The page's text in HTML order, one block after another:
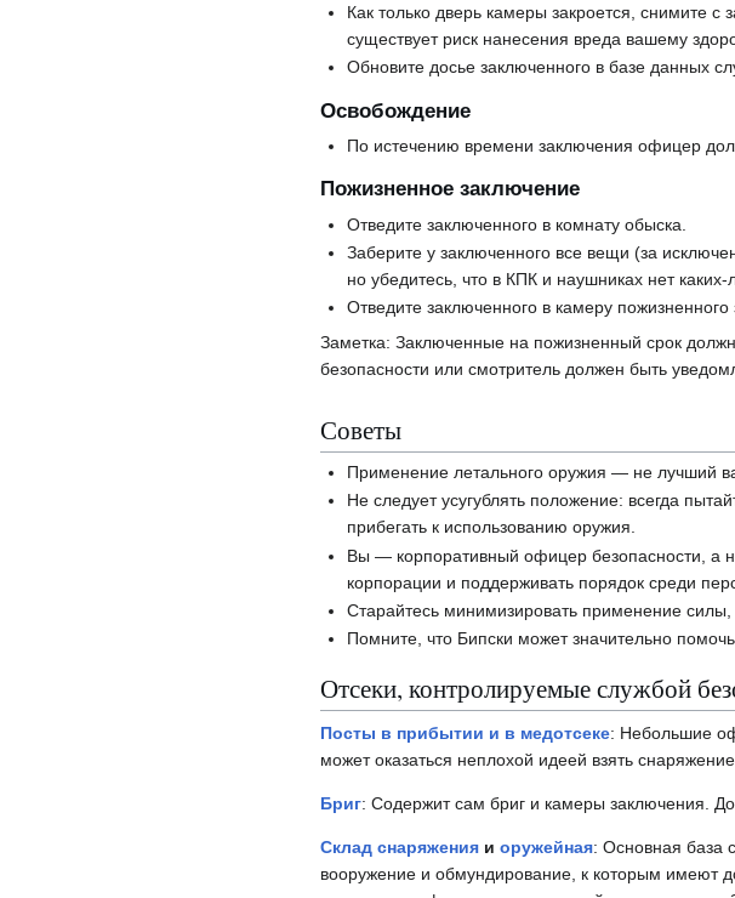
Как только дверь камеры закроется, снимите
существует риск нанесения вреда вашему
Обновите досье заключенного в базе данных
Освобождение
По истечению времени заключения офицер
Пожизненное заключение
Отведите заключенного в комнату обыска.
Заберите у заключенного все вещи (за
но убедитесь, что в КПК и наушниках нет
Отведите заключенного в камеру пожизненного
Заметка: Заключенные на пожизненный срок
безопасности или смотритель должен быть
Советы
Применение летального оружия — не лучший
Не следует усугублять положение: всегда
прибегать к использованию оружия.
Вы — корпоративный офицер безопасности, а
корпорации и поддерживать порядок среди
Старайтесь минимизировать применение силы,
Помните, что Бипски может значительно
Отсеки, контролируемые службой
Посты в прибытии и в медотсеке: Небольшие
может оказаться неплохой идеей взять
Бриг: Содержит сам бриг и камеры заключения.
Склад снаряжения и оружейная: Основная база
вооружение и обмундирование, к которым имеют